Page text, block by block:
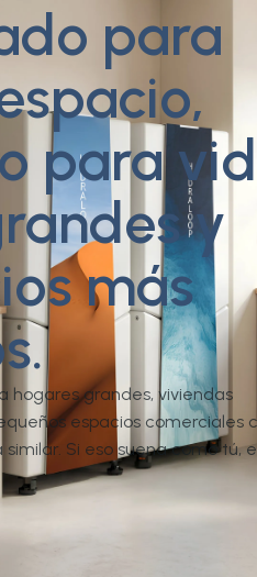
para
para
y
más
hogares grandes, viviendas
espacios comerciales
Si eso suena como tú,